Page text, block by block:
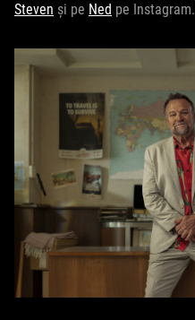
Steven și pe Ned pe Instagram.